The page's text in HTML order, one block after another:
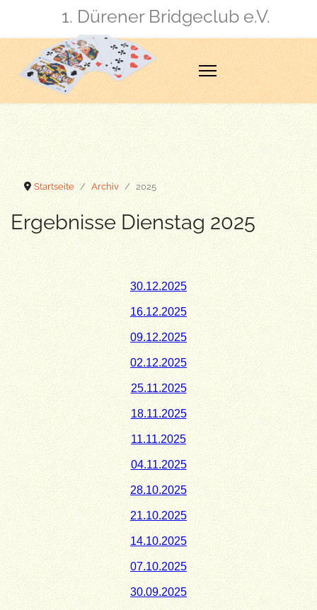
1. Dürener Bridgeclub e.V.
Startseite Archiv 2025
Ergebnisse Dienstag 2025